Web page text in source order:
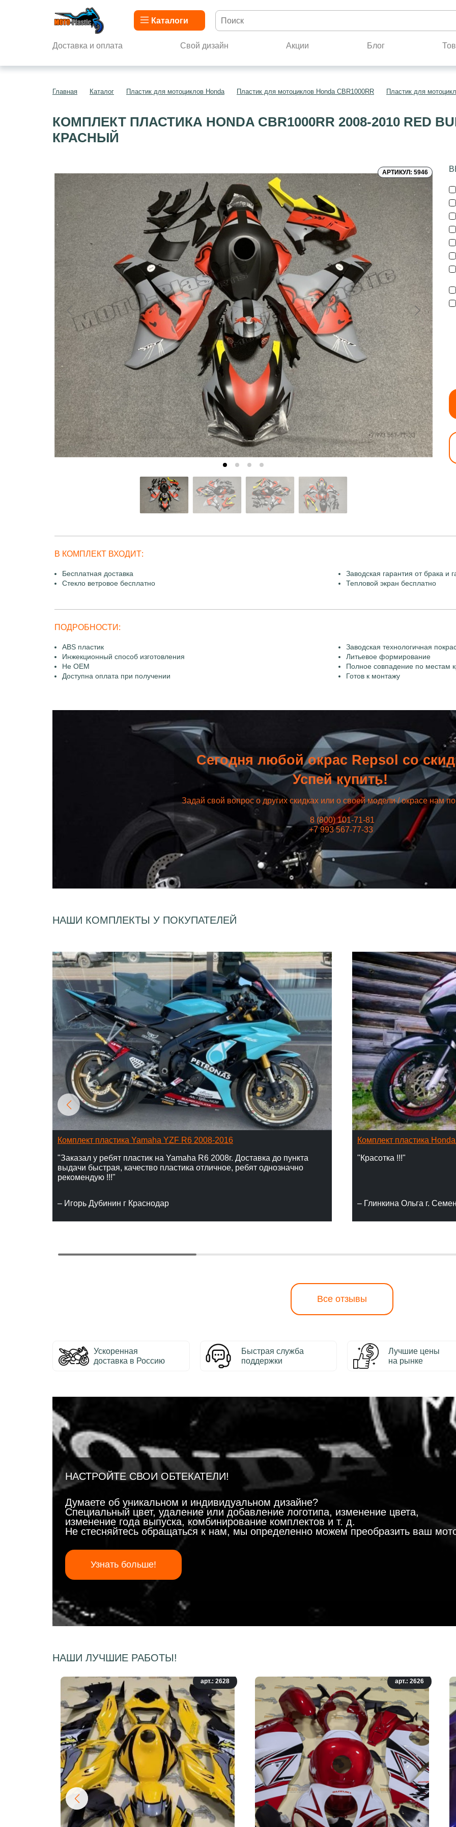
Каталоги
Доставка и оплата Свой дизайн Акции Блог
Главная Каталог Пластик для мотоциклов Honda Пластик для мотоциклов Honda CBR1000RR Пластик для
КОМПЛЕКТ ПЛАСТИКА HONDA CBR1000RR 2008-2010 RED
КРАСНЫЙ
АРТИКУЛ: 5946
В КОМПЛЕКТ ВХОДИТ:
Бесплатная доставка
Заводская гарантия от брака и
Стекло ветровое бесплатно
Тепловой экран бесплатно
ПОДРОБНОСТИ:
ABS пластик
Заводская технологичная
Инжекционный способ изготовления
Литьевое формирование
Не OEM
Полное совпадение по местам
Доступна оплата при получении
Готов к монтажу
Сегодня любой окрас Repsol со
Успей купить!
Задай свой вопрос о других скидках или о своей модели / окрасе нам
8 (800) 101-71-81
+7 993 567-77-33
НАШИ КОМПЛЕКТЫ У ПОКУПАТЕЛЕЙ
Комплект пластика Yamaha YZF R6 2008-2016
"Заказал у ребят пластик на Yamaha R6 2008г. Доставка до пункта
выдачи быстрая, качество пластика отличное, ребят однозначно
рекомендую !!!"
– Игорь Дубинин г Краснодар
Комплект пластика
"Красотка !!!"
– Глинкина Ольга г.
Все отзывы
Ускоренная
доставка в Россию
Быстрая служба
поддержки
Лучшие цены
на рынке
НАСТРОЙТЕ СВОИ ОБТЕКАТЕЛИ!
Думаете об уникальном и индивидуальном дизайне?
Специальный цвет, удаление или добавление логотипа, изменение цвета,
изменение года выпуска, комбинирование комплектов и т. д.
Не стесняйтесь обращаться к нам, мы определенно можем преобразить ваш
Узнать больше!
НАШИ ЛУЧШИЕ РАБОТЫ!
арт.: 2628 арт.: 2626